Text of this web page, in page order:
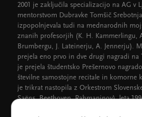
2001 je zaključila specializacijo na AG v
mentorstvom Dubravke Tomšič
izpopolnjevala tudi na mednarodnih
znanih profesorjih (K. H. Kammerlingu,
Brumbergu, J. Lateinerju, A. Jennerju).
prejela eno prvo in dve drugi nagradi na
je prejela študentsko Prešernovo
številne samostojne recitale in komorne
je trikrat nastopila z Orkestrom
Saëns, Beethoven, Rahmaninov), leta